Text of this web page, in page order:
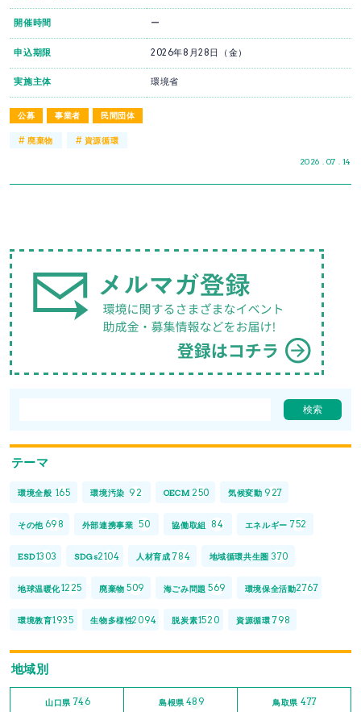
公募 事業者 民間団体
2026 . 07 . 14
開催時間 ー
申込期限 2026年8月28日（金）
実施主体 環境省
#廃棄物 # 資源循環
テーマ
環境全般 165 環境汚染 92 OECM 250 気候変動 927
その他 698 外部連携事業 50 協働取組 84 エネルギー 752
ESD1303 SDGs2104 人材育成 784 地域循環共生圏 370
地球温暖化1225 廃棄物 509 海ごみ問題 569 環境保全活動2767
環境教育1935 生物多様性2094 脱炭素1520 資源循環 798
地域別
山口県 746 島根県 489 鳥取県 477